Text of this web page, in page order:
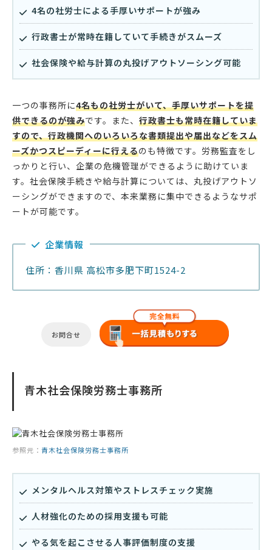
4名の社労士による手厚いサポートが強み
行政書士が常時在籍していて手続きがスムーズ
社会保険や給与計算の丸投げアウトソーシング可能
一つの事務所に4名もの社労士がいて、手厚いサポートを提
供できるのが強みです。また、 行政書士も常時在籍していま
すので、行政機関へのいろいろな書類提出や届出などをスム
ーズかつスピーディーに行えるのも特徴です。労務監査をし
っかりと行い、企業の危機管理ができるように助けていま
す。社会保険手続きや給与計算については、丸投げアウトソ
ーシングができますので、本来業務に集中できるようなサポ
ートが可能です。
企業情報
住所：香川県 高松市多肥下町1524-2
お問合せ
青木社会保険労務士事務所
参照元： 青木社会保険労務士事務所
メンタルヘルス対策やストレスチェック実施
人材強化のための採用支援も可能
やる気を起こさせる人事評価制度の支援